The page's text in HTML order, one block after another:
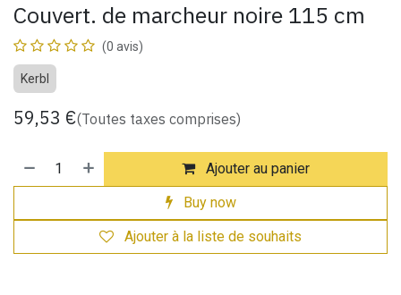
Couvert. de marcheur noire 115 cm
(0 avis)
Kerbl
59,53 €(Toutes taxes comprises)
Ajouter au panier
Buy now
Ajouter à la liste de souhaits